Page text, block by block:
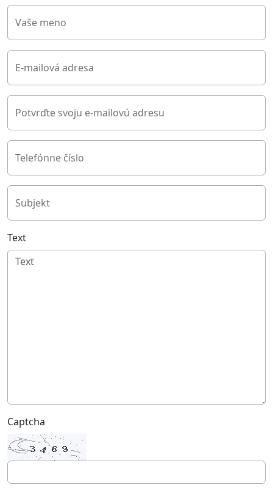
Vaše meno
E-mailová adresa
Potvrďte svoju e-mailovú adresu
Telefónne číslo
Subjekt
Text
Captcha